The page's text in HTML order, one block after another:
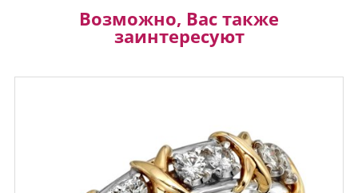
Возможно, Вас также
заинтересуют